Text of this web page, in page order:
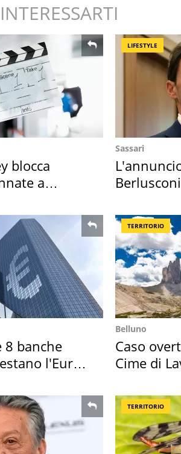
blocca
a
LIFESTYLE
Sassari
8 banche
l'Euro
TERRITORIO
Belluno
Caso
Cime di
TERRITORIO